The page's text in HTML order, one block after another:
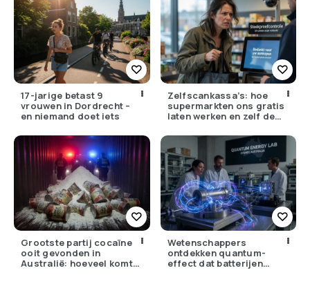
17-jarige betast 9
vrouwen in Dordrecht –
en niemand doet iets
Zelfscankassa’s: hoe
supermarkten ons gratis
laten werken en zelf de
Grootste partij cocaïne
ooit gevonden in
Australië: hoeveel komt
Wetenschappers
ontdekken quantum-
effect dat batterijen